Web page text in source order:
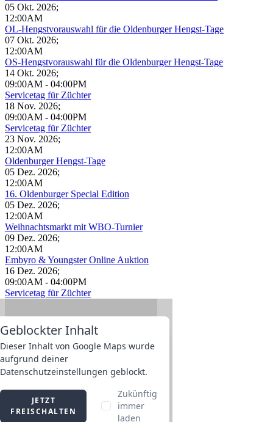
05 Okt. 2026;
12:00AM
OL-Hengstvorauswahl für die Oldenburger Hengst-Tage
07 Okt. 2026;
12:00AM
OS-Hengstvorauswahl für die Oldenburger Hengst-Tage
14 Okt. 2026;
09:00AM - 04:00PM
Servicetag für Züchter
18 Nov. 2026;
09:00AM - 04:00PM
Servicetag für Züchter
23 Nov. 2026;
12:00AM
Oldenburger Hengst-Tage
05 Dez. 2026;
12:00AM
16. Oldenburger Special Edition
05 Dez. 2026;
12:00AM
Weihnachtsmarkt mit WBO-Turnier
09 Dez. 2026;
12:00AM
Embyro & Youngster Online Auktion
16 Dez. 2026;
09:00AM - 04:00PM
Servicetag für Züchter